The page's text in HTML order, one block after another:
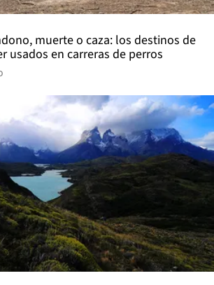
muerte o caza: los destinos de
usados en carreras de perros